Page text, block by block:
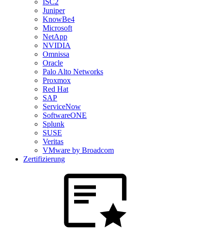
ISC2
Juniper
KnowBe4
Microsoft
NetApp
NVIDIA
Omnissa
Oracle
Palo Alto Networks
Proxmox
Red Hat
SAP
ServiceNow
SoftwareONE
Splunk
SUSE
Veritas
VMware by Broadcom
Zertifizierung